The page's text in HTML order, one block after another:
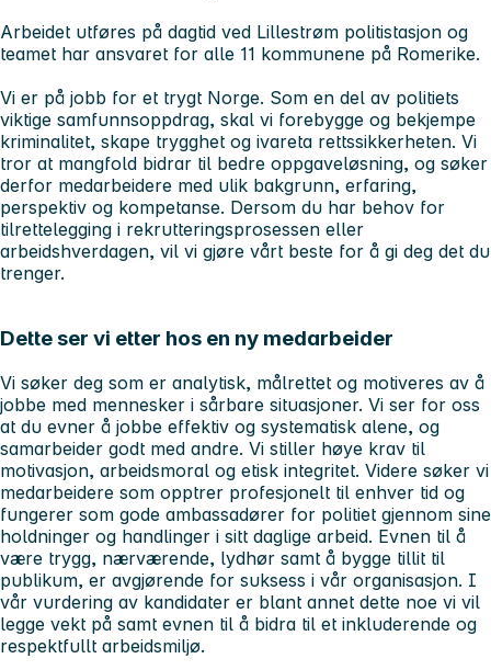
Arbeidet utføres på dagtid ved Lillestrøm politistasjon og
teamet har ansvaret for alle 11 kommunene på Romerike.
Vi er på jobb for et trygt Norge. Som en del av politiets
viktige samfunnsoppdrag, skal vi forebygge og bekjempe
kriminalitet, skape trygghet og ivareta rettssikkerheten. Vi
tror at mangfold bidrar til bedre oppgaveløsning, og søker
derfor medarbeidere med ulik bakgrunn, erfaring,
perspektiv og kompetanse. Dersom du har behov for
tilrettelegging i rekrutteringsprosessen eller
arbeidshverdagen, vil vi gjøre vårt beste for å gi deg det du
trenger.
Dette ser vi etter hos en ny medarbeider
Vi søker deg som er analytisk, målrettet og motiveres av å
jobbe med mennesker i sårbare situasjoner. Vi ser for oss
at du evner å jobbe effektiv og systematisk alene, og
samarbeider godt med andre. Vi stiller høye krav til
motivasjon, arbeidsmoral og etisk integritet. Videre søker vi
medarbeidere som opptrer profesjonelt til enhver tid og
fungerer som gode ambassadører for politiet gjennom sine
holdninger og handlinger i sitt daglige arbeid. Evnen til å
være trygg, nærværende, lydhør samt å bygge tillit til
publikum, er avgjørende for suksess i vår organisasjon. I
vår vurdering av kandidater er blant annet dette noe vi vil
legge vekt på samt evnen til å bidra til et inkluderende og
respektfullt arbeidsmiljø.